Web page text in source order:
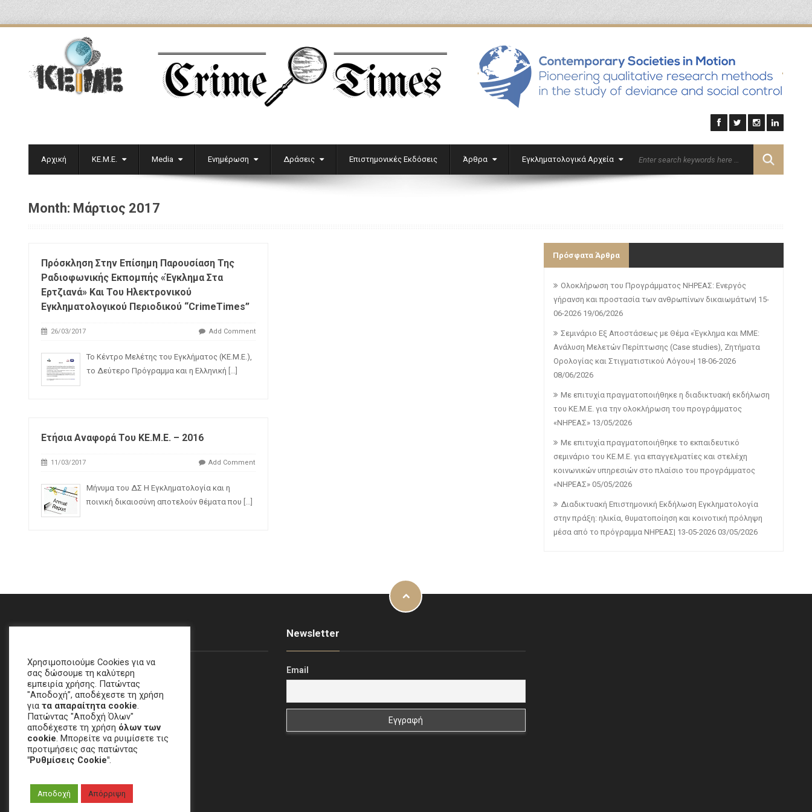
' '
Αρχική ΚΕ.Μ.Ε. Media Ενημέρωση Δράσεις Επιστημονικές Εκδόσεις Άρθρα Εγκληματολογικά Αρχεία Επικοινωνία English
Month: Μάρτιος 2017
Πρόσκληση Στην Επίσημη Παρουσίαση Της
Ραδιοφωνικής Εκπομπής «Έγκλημα Στα
Ερτζιανά» Και Του Ηλεκτρονικού
Εγκληματολογικού Περιοδικού “CrimeTimes”
26/03/2017 Add Comment
Το Κέντρο Μελέτης του Εγκλήματος (ΚΕ.Μ.Ε.),
το Δεύτερο Πρόγραμμα και η Ελληνική [...]
Ετήσια Αναφορά Του ΚΕ.Μ.Ε. – 2016
11/03/2017 Add Comment
Μήνυμα του ΔΣ Η Εγκληματολογία και η
ποινική δικαιοσύνη αποτελούν θέματα που [...]
Πρόσφατα Άρθρα
Ολοκλήρωση του Προγράμματος ΝΗΡΕΑΣ: Ενεργός
γήρανση και προστασία των ανθρωπίνων δικαιωμάτων| 15-
06-2026 19/06/2026
Σεμινάριο Εξ Αποστάσεως με Θέμα «Έγκλημα και ΜΜΕ:
Ανάλυση Μελετών Περίπτωσης (Case studies), Ζητήματα
Ορολογίας και Στιγματιστικού Λόγου»| 18-06-2026
08/06/2026
Με επιτυχία πραγματοποιήθηκε η διαδικτυακή εκδήλωση
του ΚΕ.Μ.Ε. για την ολοκλήρωση του προγράμματος
«ΝΗΡΕΑΣ» 13/05/2026
Με επιτυχία πραγματοποιήθηκε το εκπαιδευτικό
σεμινάριο του ΚΕ.Μ.Ε. για επαγγελματίες και στελέχη
κοινωνικών υπηρεσιών στο πλαίσιο του προγράμματος
«ΝΗΡΕΑΣ» 05/05/2026
Διαδικτυακή Επιστημονική Εκδήλωση Εγκληματολογία
στην πράξη: ηλικία, θυματοποίηση και κοινοτική πρόληψη
μέσα από το πρόγραμμα ΝΗΡΕΑΣ| 13-05-2026 03/05/2026
email:crime[at]e-keme[dot]gr
Newsletter
Email
Χρησιμοποιούμε Cookies για να
σας δώσουμε τη καλύτερη
εμπειρία χρήσης. Πατώντας
"Αποδοχή”, αποδέχεστε τη χρήση
για τα απαραίτητα cookie.
Πατώντας "Αποδχή Όλων"
αποδέχεστε τη χρήση όλων των
cookie. Μπορείτε να ρυιμίσετε τις
προτιμήσεις σας πατώντας
"Ρυθμίσεις Cookie".
Αποδοχή Απόρριψη